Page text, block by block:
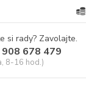
si rady? Zavolajte.
678 479
8-16 hod.)